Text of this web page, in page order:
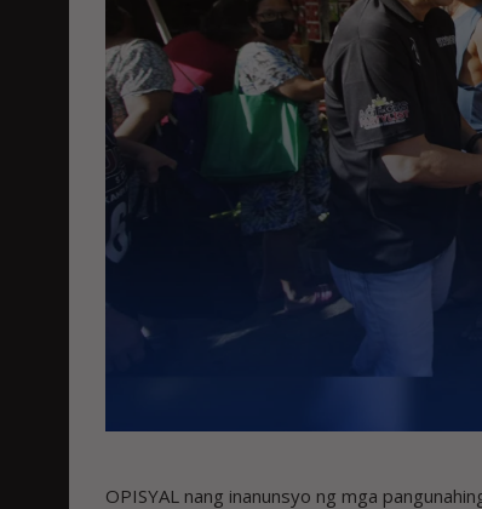
OPISYAL nang inanunsyo ng mga